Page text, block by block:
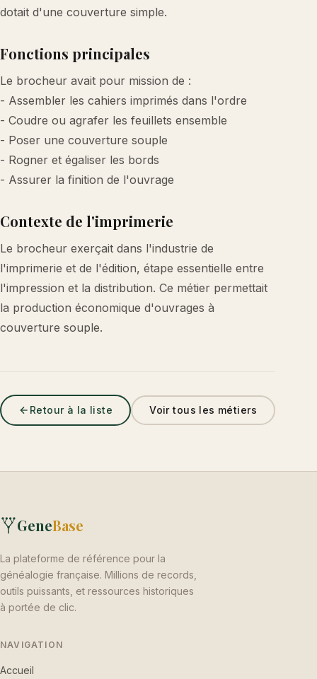
dotait d'une couverture simple.
Fonctions principales
Le brocheur avait pour mission de :
- Assembler les cahiers imprimés dans l'ordre
- Coudre ou agrafer les feuillets ensemble
- Poser une couverture souple
- Rogner et égaliser les bords
- Assurer la finition de l'ouvrage
Contexte de l'imprimerie
Le brocheur exerçait dans l'industrie de
l'imprimerie et de l'édition, étape essentielle entre
l'impression et la distribution. Ce métier permettait
la production économique d'ouvrages à
couverture souple.
Retour à la liste Voir tous les métiers
GeneBase
La plateforme de référence pour la
généalogie française. Millions de records,
outils puissants, et ressources historiques
à portée de clic.
NAVIGATION
Accueil